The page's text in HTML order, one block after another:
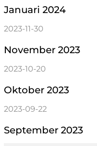
Januari 2024
2023-11-30
November 2023
2023-10-20
Oktober 2023
2023-09-22
September 2023